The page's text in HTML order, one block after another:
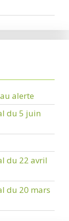
alerte
du 5 juin
du 22 avril
du 20 mars